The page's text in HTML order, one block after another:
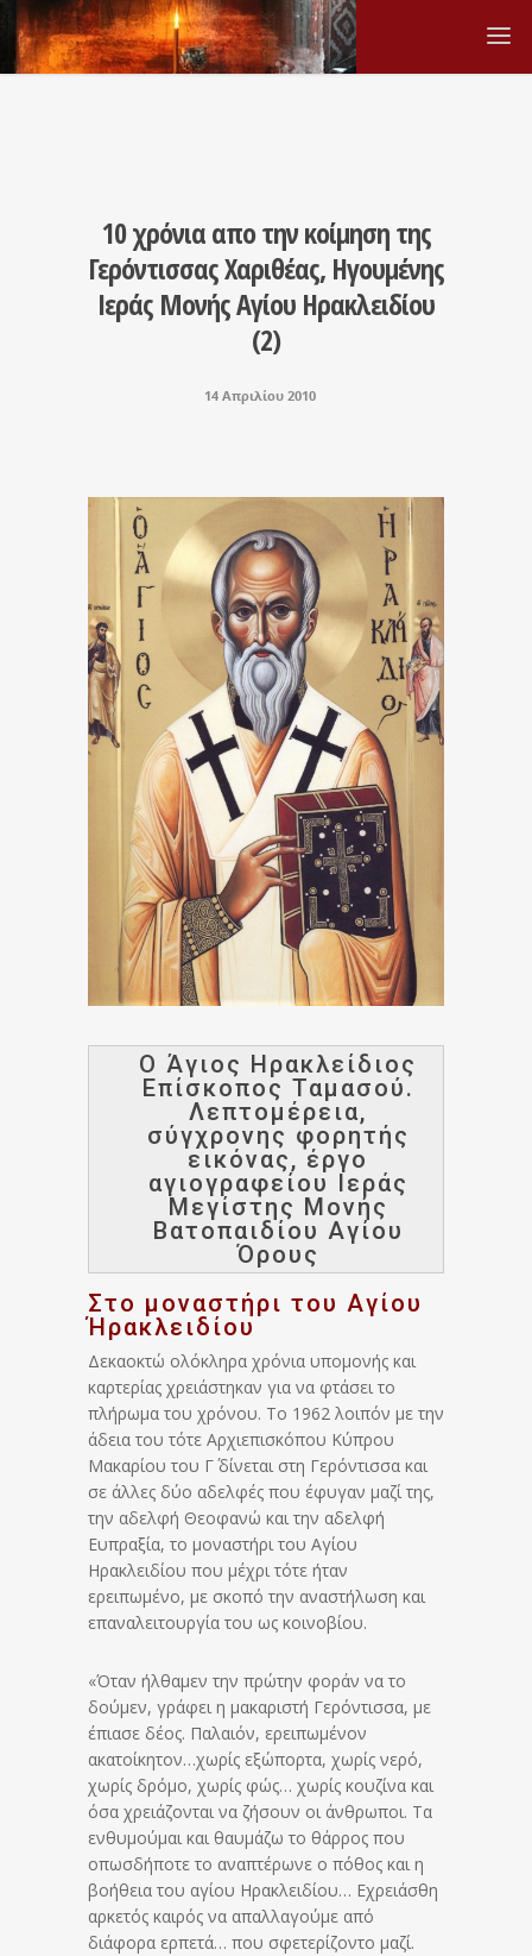
10 χρόνια απο την κοίμηση της
Γερόντισσας Χαριθέας, Ηγουμένης
Ιεράς Μονής Αγίου Ηρακλειδίου
(2)
14 Απριλίου 2010
Ο Άγιος Ηρακλείδιος
Επίσκοπος Ταμασού.
Λεπτομέρεια,
σύγχρονης φορητής
εικόνας, έργο
αγιογραφείου Ιεράς
Μεγίστης Μονής
Βατοπαιδίου Αγίου
Όρους
Στο μοναστήρι του Αγίου
Ήρακλειδίου
Δεκαοκτώ ολόκληρα χρόνια υπομονής και
καρτερίας χρειάστηκαν για να φτάσει το
πλήρωμα του χρόνου. Το 1962 λοιπόν με την
άδεια του τότε Αρχιεπισκόπου Κύπρου
Μακαρίου του Γ΄ δίνεται στη Γερόντισσα και
σε άλλες δύο αδελφές που έφυγαν μαζί της,
την αδελφή Θεοφανώ και την αδελφή
Ευπραξία, το μοναστήρι του Αγίου
Ηρακλειδίου που μέχρι τότε ήταν
ερειπωμένο, με σκοπό την αναστήλωση και
επαναλειτουργία του ως κοινοβίου.
«Όταν ήλθαμεν την πρώτην φοράν να το
δούμεν, γράφει η μακαριστή Γερόντισσα, με
έπιασε δέος. Παλαιόν, ερειπωμένον
ακατοίκητον…χωρίς εξώπορτα, χωρίς νερό,
χωρίς δρόμο, χωρίς φώς… χωρίς κουζίνα και
όσα χρειάζονται να ζήσουν οι άνθρωποι. Τα
ενθυμούμαι και θαυμάζω το θάρρος που
οπωσδήποτε το αναπτέρωνε ο πόθος και η
βοήθεια του αγίου Ηρακλειδίου… Εχρειάσθη
αρκετός καιρός να απαλλαγούμε από
διάφορα ερπετά… που σφετερίζοντο μαζί.